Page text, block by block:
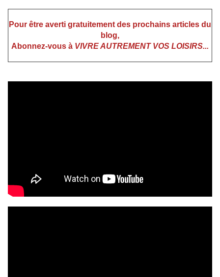
Pour être averti gratuitement des prochains articles du
blog,
Abonnez-vous à VIVRE AUTREMENT VOS LOISIRS...